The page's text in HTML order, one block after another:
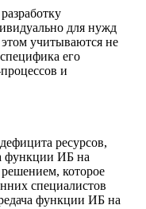
для нужд
учитываются не
его
и
ресурсов,
функции ИБ на
которое
специалистов
функции ИБ на